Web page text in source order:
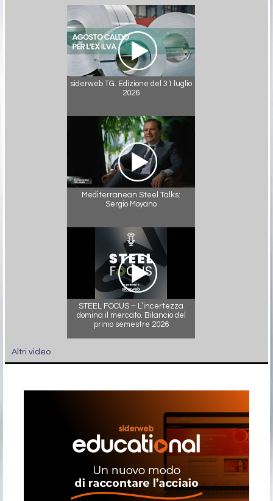
siderweb TG. Edizione del 31 luglio
2026
Mediterranean Steel Talks:
Sergio Moyano
STEEL FOCUS – L’incertezza
domina il mercato. Bilancio del
primo semestre 2026
Altri video